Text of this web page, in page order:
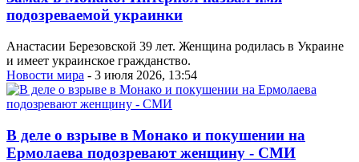
подозреваемой украинки
Анастасии Березовской 39 лет. Женщина родилась в Украине
и имеет украинское гражданство.
Новости мира - 3 июля 2026, 13:54
В деле о взрыве в Монако и покушении на
Ермолаева подозревают женщину - СМИ